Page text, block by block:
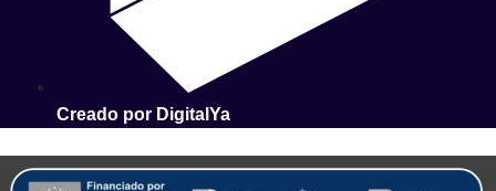
Creado por DigitalYa